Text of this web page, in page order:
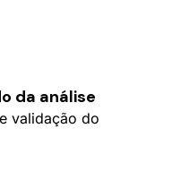
da análise
validação do